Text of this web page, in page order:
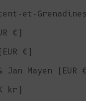
et-
€)
€)
Jan Mayen (EUR
kr)